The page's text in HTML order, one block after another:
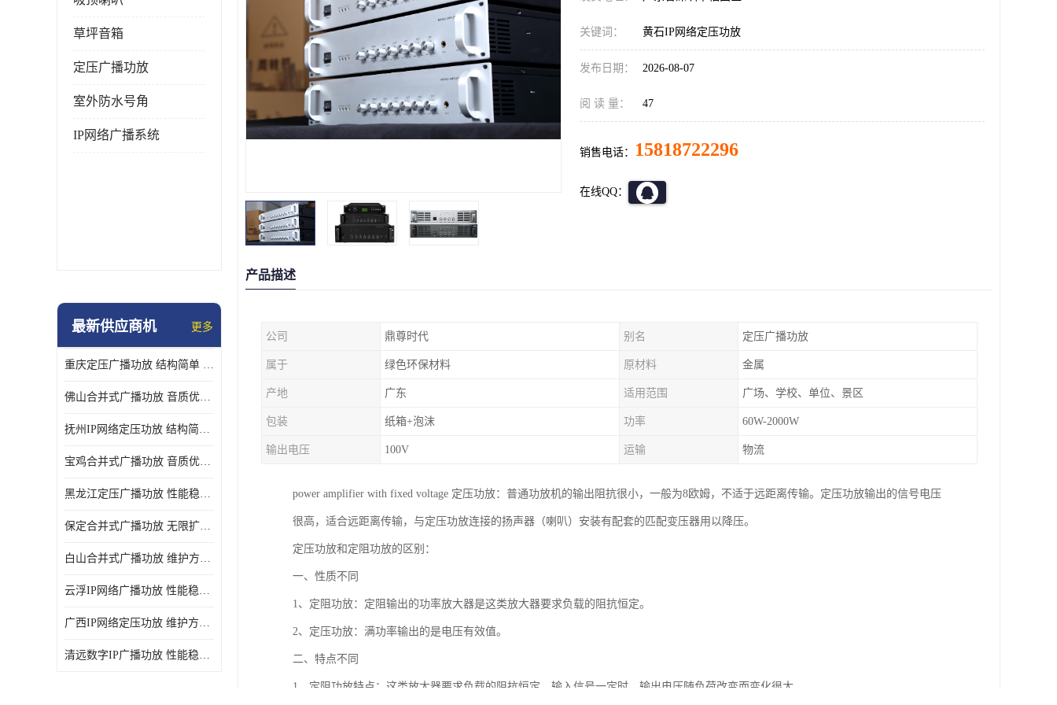
草坪音箱
定压广播功放
室外防水号角
IP网络广播系统
最新供应商机 更多
重庆定压广播功放 结构简单 传输距离远
佛山合并式广播功放 音质优美清晰 输出电压大 电流小
抚州IP网络定压功放 结构简单 多应用于公共场合
宝鸡合并式广播功放 音质优美清晰 维护方便
黑龙江定压广播功放 性能稳定 无限扩容
保定合并式广播功放 无限扩容 设计结构简单
白山合并式广播功放 维护方便 多应用于公共场合
云浮IP网络广播功放 性能稳定 设计结构简单
广西IP网络定压功放 维护方便 多应用于公共场合
清远数字IP广播功放 性能稳定 传输距离远
关键词： 黄石IP网络定压功放
发布日期： 2026-08-07
阅 读 量： 47
销售电话： 15818722296
在线QQ：
产品描述
公司 鼎尊时代 别名 定压广播功放
属于 绿色环保材料 原材料 金属
产地 广东 适用范围 广场、学校、单位、景区
包装 纸箱+泡沫 功率 60W-2000W
输出电压 100V 运输 物流
power amplifier with fixed voltage 定压功放：普通功放机的输出阻抗很小，一般为8欧姆，不适于远距离传输。定压功放输出的信号电压
很高，适合远距离传输，与定压功放连接的扬声器（喇叭）安装有配套的匹配变压器用以降压。
定压功放和定阻功放的区别：
一、性质不同
1、定阻功放：定阻输出的功率放大器是这类放大器要求负载的阻抗恒定。
2、定压功放：满功率输出的是电压有效值。
二、特点不同
1、定阻功放特点：这类放大器要求负载的阻抗恒定。输入信号一定时，输出电压随负荷改变而变化很大。